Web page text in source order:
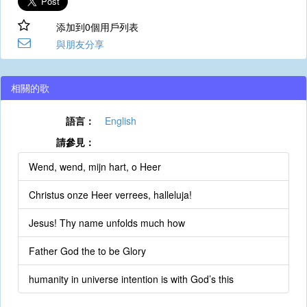
添加到0個用戶列表
與朋友分享
相關的歌
語言：
English
請參見：
Wend, wend, mijn hart, o Heer
Christus onze Heer verrees, halleluja!
Jesus! Thy name unfolds much how
Father God the to be Glory
humanity in universe intention is with God’s this